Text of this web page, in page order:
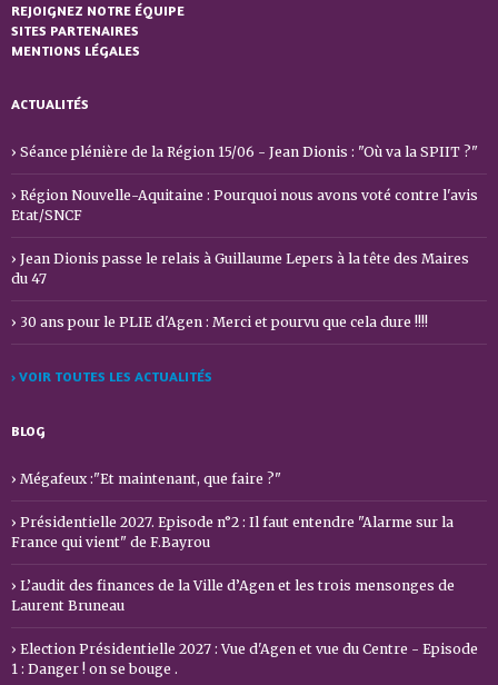
REJOIGNEZ NOTRE ÉQUIPE
SITES PARTENAIRES
MENTIONS LÉGALES
ACTUALITÉS
Séance plénière de la Région 15/06 - Jean Dionis : "Où va la SPIIT ?"
Région Nouvelle-Aquitaine : Pourquoi nous avons voté contre l'avis
Etat/SNCF
Jean Dionis passe le relais à Guillaume Lepers à la tête des Maires
du 47
30 ans pour le PLIE d'Agen : Merci et pourvu que cela dure !!!!
› VOIR TOUTES LES ACTUALITÉS
BLOG
Mégafeux :"Et maintenant, que faire ?"
Présidentielle 2027. Episode n°2 : Il faut entendre "Alarme sur la
France qui vient" de F.Bayrou
L’audit des finances de la Ville d’Agen et les trois mensonges de
Laurent Bruneau
Election Présidentielle 2027 : Vue d'Agen et vue du Centre - Episode
1 : Danger ! on se bouge .